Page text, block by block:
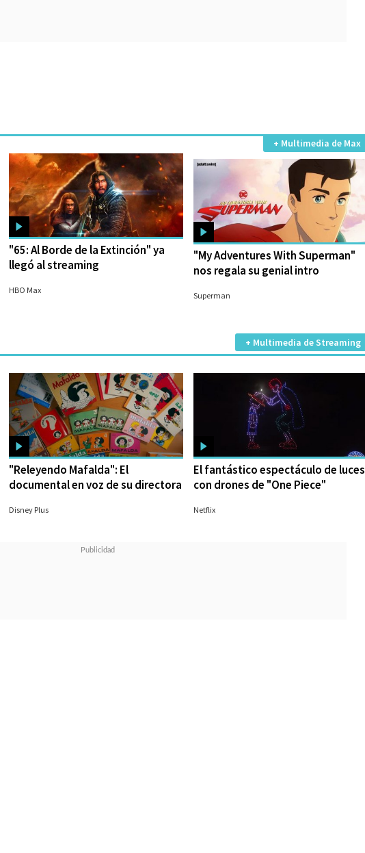
+ Multimedia de Max
"65: Al Borde de la Extinción" ya
llegó al streaming
HBO Max
"My Adventures With Superman"
nos regala su genial intro
Superman
+ Multimedia de Streaming
"Releyendo Mafalda": El
documental en voz de su directora
Disney Plus
El fantástico espectáculo de luces
con drones de "One Piece"
Netflix